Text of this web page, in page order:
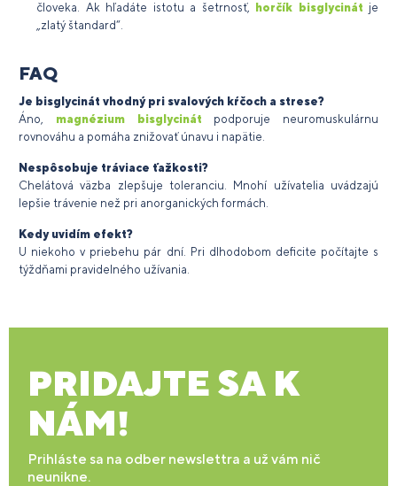
človeka. Ak hľadáte istotu a šetrnosť,
horčík bisglycinát je
„zlatý štandard“.
FAQ
Je bisglycinát vhodný pri svalových kŕčoch a strese?
Áno, magnézium bisglycinát podporuje neuromuskulárnu
rovnováhu a pomáha znižovať únavu i napätie.
Nespôsobuje tráviace ťažkosti?
Chelátová väzba zlepšuje toleranciu. Mnohí užívatelia uvádzajú
lepšie trávenie než pri anorganických formách.
Kedy uvidím efekt?
U niekoho v priebehu pár dní. Pri dlhodobom deficite počítajte s
týždňami pravidelného užívania.
PRIDAJTE SA K
NÁM!
Prihláste sa na odber newslettra a už vám nič
neunikne.